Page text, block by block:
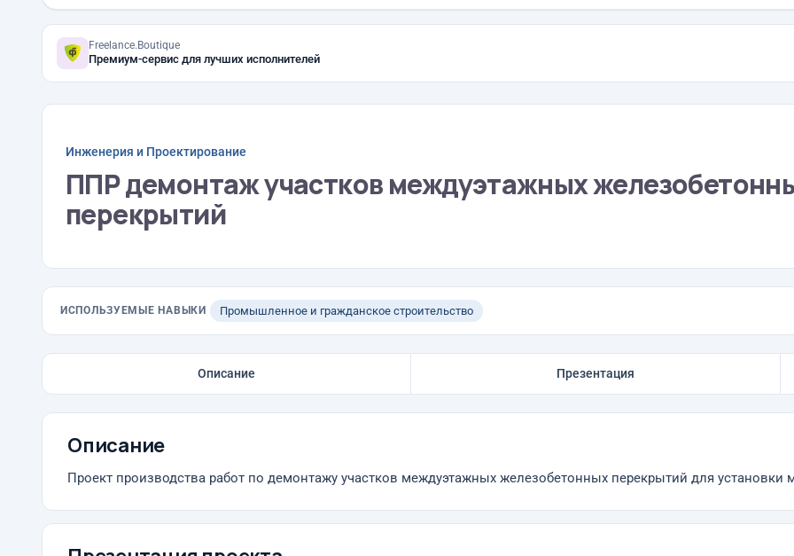
Freelance.Boutique
Премиум-сервис для лучших исполнителей
Инженерия и Проектирование
ППР демонтаж участков междуэтажных
перекрытий
ИСПОЛЬЗУЕМЫЕ НАВЫКИ Промышленное и гражданское строительство
Описание Презентация
Описание
Проект производства работ по демонтажу участков междуэтажных железобетонных перекрытий для установки